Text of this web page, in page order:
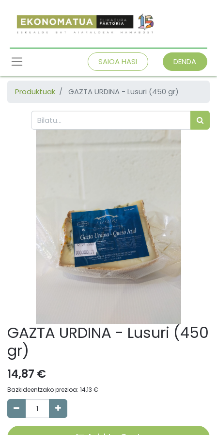
SAIOA HASI DENDA
Produktuak GAZTA URDINA - Lusuri (450 gr)
GAZTA URDINA - Lusuri (450
gr)
14,87 €
Bazkideentzako prezioa: 14,13 €